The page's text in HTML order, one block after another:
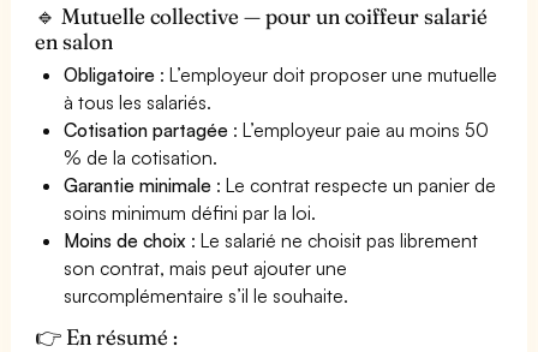
🔹 Mutuelle collective — pour un coiffeur salarié
en salon
Obligatoire : L’employeur doit proposer une mutuelle
à tous les salariés.
Cotisation partagée : L’employeur paie au moins 50
% de la cotisation.
Garantie minimale : Le contrat respecte un panier de
soins minimum défini par la loi.
Moins de choix : Le salarié ne choisit pas librement
son contrat, mais peut ajouter une
surcomplémentaire s’il le souhaite.
👉 En résumé :